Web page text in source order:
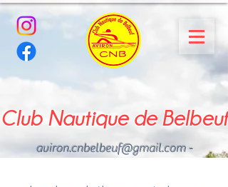
Club Nautique de Belbeuf
aviron.cnbelbeuf@gmail.com-